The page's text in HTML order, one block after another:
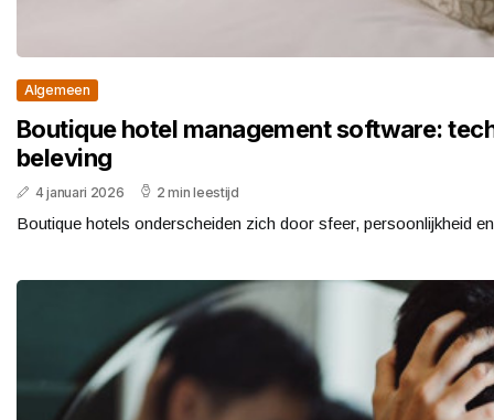
Algemeen
Boutique hotel management software:
beleving
4 januari 2026 2 min leestijd
Boutique hotels onderscheiden zich door sfeer, persoonlijkheid